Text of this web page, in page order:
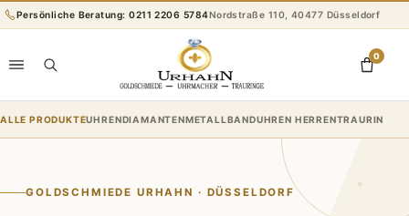
Zum
Inhalt
springen
Persönliche Beratung: 0211 2206 5784Nordstraße 110, 40477 Düsseldorf
0
ALLE PRODUKTEUHRENDIAMANTENMETALLBANDUHREN HERRENTRAURINGE
GOLDSCHMIEDE URHAHN · DÜSSELDORF